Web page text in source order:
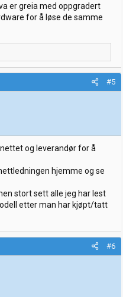
er greia med oppgradert
for å løse de samme
#5
og leverandør for å
hjemme og se
stort sett alle jeg har lest
etter man har kjøpt/tatt
#6